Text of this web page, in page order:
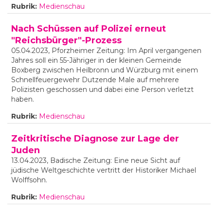
Rubrik: Medienschau
Nach Schüssen auf Polizei erneut
"Reichsbürger"-Prozess
05.04.2023, Pforzheimer Zeitung: Im April vergangenen
Jahres soll ein 55-Jähriger in der kleinen Gemeinde
Boxberg zwischen Heilbronn und Würzburg mit einem
Schnellfeuergewehr Dutzende Male auf mehrere
Polizisten geschossen und dabei eine Person verletzt
haben.
Rubrik: Medienschau
Zeitkritische Diagnose zur Lage der
Juden
13.04.2023, Badische Zeitung: Eine neue Sicht auf
jüdische Weltgeschichte vertritt der Historiker Michael
Wolffsohn.
Rubrik: Medienschau